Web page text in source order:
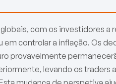
com os investidores a
em controlar a inflação. Os
provavelmente
levando os traders